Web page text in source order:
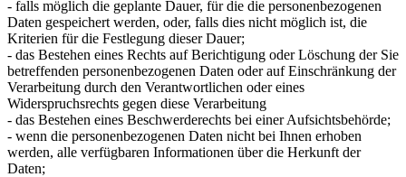
- falls möglich die geplante Dauer, für die die personenbezogenen
Daten gespeichert werden, oder, falls dies nicht möglich ist, die
Kriterien für die Festlegung dieser Dauer;
- das Bestehen eines Rechts auf Berichtigung oder Löschung der Sie
betreffenden personenbezogenen Daten oder auf Einschränkung der
Verarbeitung durch den Verantwortlichen oder eines
Widerspruchsrechts gegen diese Verarbeitung
- das Bestehen eines Beschwerderechts bei einer Aufsichtsbehörde;
- wenn die personenbezogenen Daten nicht bei Ihnen erhoben
werden, alle verfügbaren Informationen über die Herkunft der
Daten;